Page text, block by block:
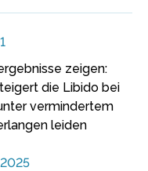
zeigen:
die Libido bei
vermindertem
leiden